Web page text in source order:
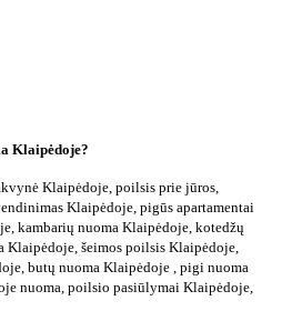
Klaipėdoje?
Klaipėdoje, poilsis prie jūros,
Klaipėdoje, pigūs apartamentai
kambarių nuoma Klaipėdoje, kotedžų
Klaipėdoje, šeimos poilsis Klaipėdoje,
butų nuoma Klaipėdoje , pigi nuoma
nuoma, poilsio pasiūlymai Klaipėdoje,